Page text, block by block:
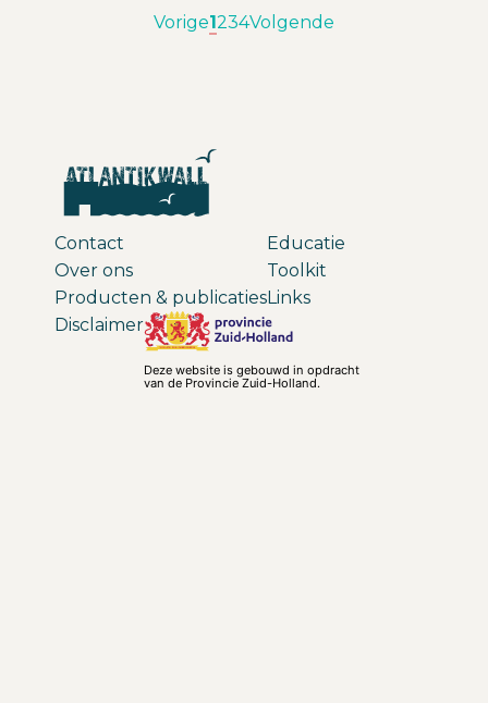
Vorige1234Volgende
Contact
Over ons
Producten & publicaties
Educatie
Toolkit
Links
Disclaimer
Deze website is gebouwd in opdracht
van de Provincie Zuid-Holland.